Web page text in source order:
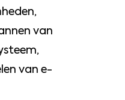
van
van e-